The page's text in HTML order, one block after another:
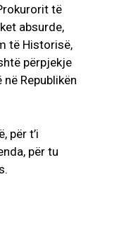
të
absurde,
të Historisë,
përpjekje
Republikën
për t’i
për tu